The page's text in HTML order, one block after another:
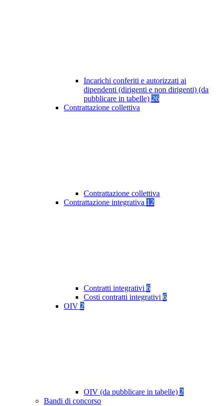
Incarichi conferiti e autorizzati ai
dipendenti (dirigenti e non dirigenti) (da
pubblicare in tabelle) 26
Contrattazione collettiva
Contrattazione collettiva
Contrattazione integrativa 12
Contratti integrativi 6
Costi contratti integrativi 6
OIV 2
OIV (da pubblicare in tabelle) 2
Bandi di concorso